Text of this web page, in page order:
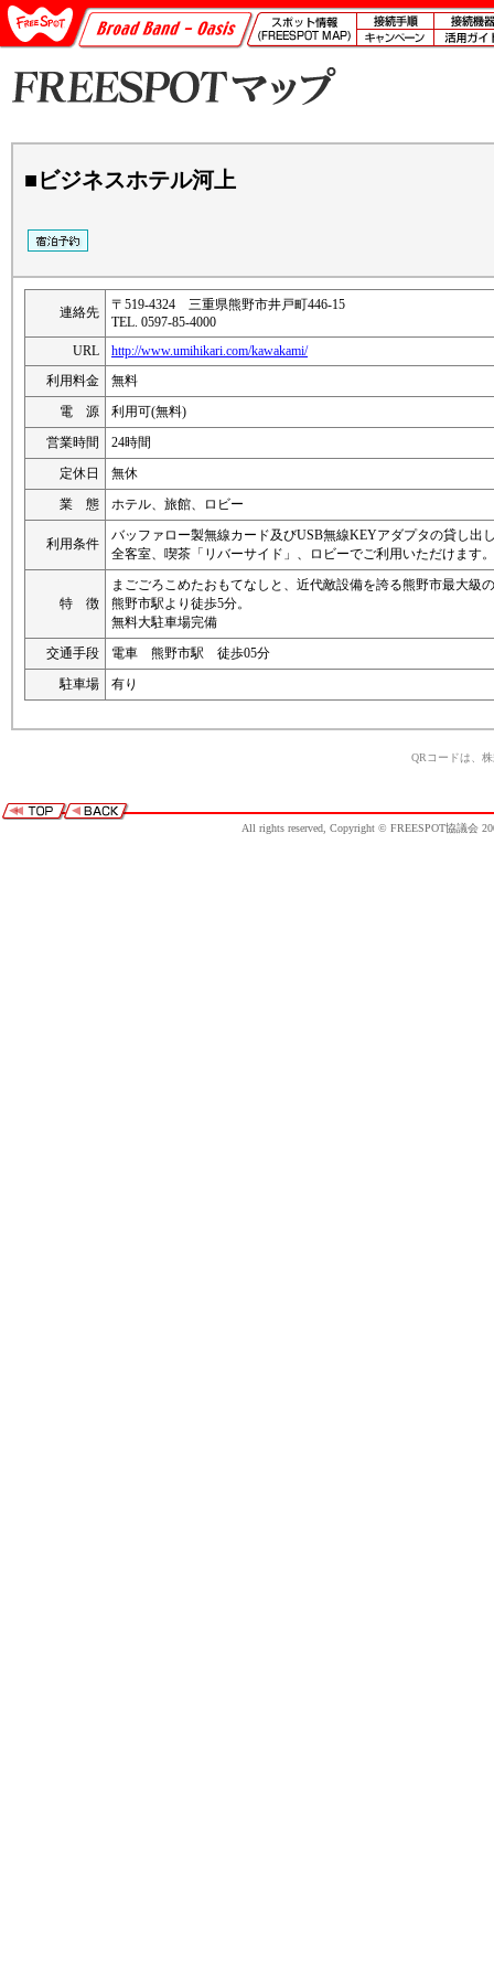
■ビジネスホテル河上
連絡先
〒519-4324 三重県熊野市井戸町446-15
TEL. 0597-85-4000
URL
http://www.umihikari.com/kawakami/
利用料金
無料
電 源
利用可(無料)
営業時間
24時間
定休日
無休
業 態
ホテル、旅館、ロビー
利用条件
バッファロー製無線カード及びUSB無線KEYアダプタの貸し出
全客室、喫茶「リバーサイド」、ロビーでご利用いただけます。
特 徴
まごごろこめたおもてなしと、近代敵設備を誇る熊野市最大級
熊野市駅より徒歩5分。
無料大駐車場完備
交通手段
電車 熊野市駅 徒歩05分
駐車場
有り
QRコードは、
All rights reserved, Copyright © FREESPOT協議会